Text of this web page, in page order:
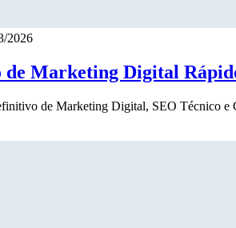
2026
de Marketing Digital
de Marketing Digital, SEO Técnico